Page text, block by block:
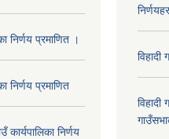
निर्णय प्रमाणित ।
निर्णय प्रमाणित
निर्णय